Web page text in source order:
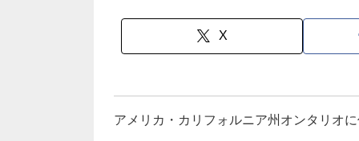
X
アメリカ・カリフォルニア州オンタリオ